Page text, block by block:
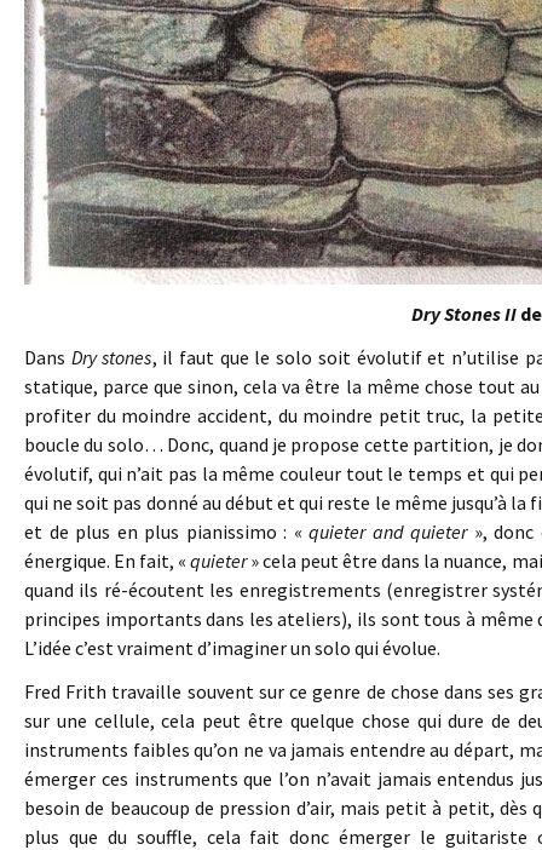
Dry Stones II
Dans Dry stones, il faut que le solo soit évolutif et n’utilise
statique, parce que sinon, cela va être la même chose tout
profiter du moindre accident, du moindre petit truc, la
boucle du solo… Donc, quand je propose cette partition, je
évolutif, qui n’ait pas la même couleur tout le temps et qui
qui ne soit pas donné au début et qui reste le même jusqu’à
et de plus en plus pianissimo : « quieter and quieter», donc
énergique. En fait, «quieter» cela peut être dans la nuance,
quand ils ré-écoutent les enregistrements (enregistrer
principes importants dans les ateliers), ils sont tous à même
L’idée c’est vraiment d’imaginer un solo qui évolue.
Fred Frith travaille souvent sur ce genre de chose dans ses
sur une cellule, cela peut être quelque chose qui dure de
instruments faibles qu’on ne va jamais entendre au départ,
émerger ces instruments que l’on n’avait jamais entendus
besoin de beaucoup de pression d’air, mais petit à petit, dès
plus que du souffle, cela fait donc émerger le